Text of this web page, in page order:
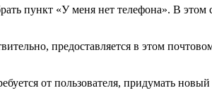
пункт «У меня нет телефона». В этом
предоставляется в этом
от пользователя, придумать